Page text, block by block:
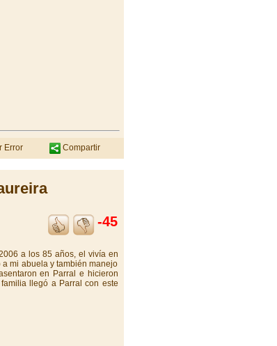
Error Compartir
-45
a los 85 años, el vivía en
mi abuela y también manejo
en Parral e hicieron
llegó a Parral con este